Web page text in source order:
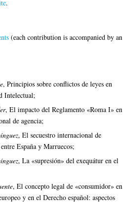
.
(each contribution is accompanied by an
, Principios sobre conflictos de leyes en
Intelectual;
, El impacto del Reglamento «Roma I» en
de agencia;
, El secuestro internacional de
España y Marruecos;
, La «supresión» del exequátur en el
, El concepto legal de «consumidor» en
y en el Derecho español: aspectos